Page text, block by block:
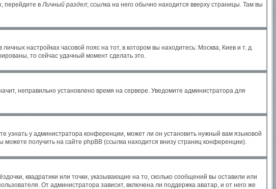
перейдите вЛичный раздел; ссылка на него обычно находится вверху страницы. Там вы
настройках часовой пояс на тот, в котором вы находитесь: Москва, Киев и т. д.
то сейчас удачный момент сделать это.
неправильно установлено время на сервере. Уведомите администратора для
у администратора конференции, может ли он установить нужный вам языковой
получить на сайте phpBB (ссылка находится внизу страниц конференции).
квадратики или точки, указывающие на то, сколько сообщений вы оставили или
От администратора зависит, включена ли поддержка аватар, и от него же